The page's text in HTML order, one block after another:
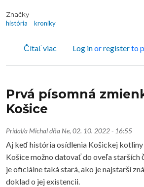
Značky
história
kroniky
Čítať viaco Košické historické
Log inorregisterto
Prvá písomná
Košice
Pridal/a Michaldňa Ne, 02. 10. 2022 - 16:55
Aj keď história osídlenia Košickej kotliny
Košice možno datovať do oveľa starších
je oficiálne taká stará, ako je najstarší
doklad o jej existencii.